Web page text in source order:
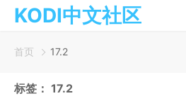
KODI中文社区
首页 17.2
标签： 17.2